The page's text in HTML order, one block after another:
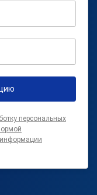
персональных